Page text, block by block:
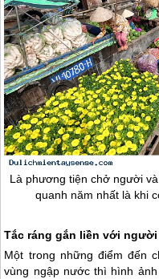
Là phương tiện chở người
quanh năm nhất là khi
Tắc ráng gắn liền với người
Một trong những điểm đến
vùng ngập nước thì hình